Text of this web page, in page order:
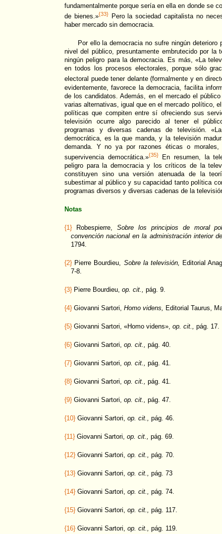
fundamentalmente porque sería en ella en donde se
de bienes.»{33}Pero la sociedad capitalista no
haber mercado sin democracia.
Por ello la democracia no sufre ningún deterioro
nivel del público, presuntamente embrutecido por la
ningún peligro para la democracia. Es más, «La
en todos los procesos electorales, porque sólo
electoral puede tener delante (formalmente y en
evidentemente, favorece la democracia, facilita
de los candidatos. Además, en el mercado el
varias alternativas, igual que en el mercado político,
políticas que compiten entre sí ofreciendo sus
televisión ocurre algo parecido al tener el
programas y diversas cadenas de televisión.
democrática, es la que manda, y la televisión
demanda. Y no ya por razones éticas o
supervivencia democrática.»{35}En resumen, la
peligro para la democracia y los críticos de la
constituyen sino una versión atenuada de la
subestimar al público y su capacidad tanto política
programas diversos y diversas cadenas de la
Notas
{1} Robespierre, Sobre los principios de moral
convención nacional en la administración interior
1794.
{2} Pierre Bourdieu, Sobre la televisión, Editorial
7-8.
{3} Pierre Bourdieu, op. cit., pág. 9.
{4} Giovanni Sartori, Homo videns, Editorial Taurus,
{5} Giovanni Sartori, «Homo videns», op. cit., pág. 17.
{6} Giovanni Sartori, op. cit., pág. 40.
{7} Giovanni Sartori, op. cit., pág. 41.
{8} Giovanni Sartori, op. cit., pág. 41.
{9} Giovanni Sartori, op. cit., pág. 47.
{10} Giovanni Sartori, op. cit., pág. 46.
{11} Giovanni Sartori, op. cit., pág. 69.
{12} Giovanni Sartori, op. cit., pág. 70.
{13} Giovanni Sartori, op. cit., pág. 73
{14} Giovanni Sartori, op. cit., pág. 74.
{15} Giovanni Sartori, op. cit., pág. 117.
{16} Giovanni Sartori, op. cit., pág. 119.